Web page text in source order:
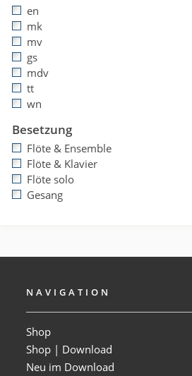
en
mk
mv
gs
mdv
tt
wn
Besetzung
Flöte & Ensemble
Flöte & Klavier
Flöte solo
Gesang
NAVIGATION
Shop
Shop | Download
Neu im Download